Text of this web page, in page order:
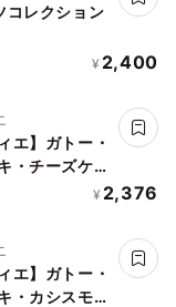
コレクション
¥ 2,400
エ】ガトー・
・チーズケー
¥ 2,376
エ】ガトー・
・カシスモン